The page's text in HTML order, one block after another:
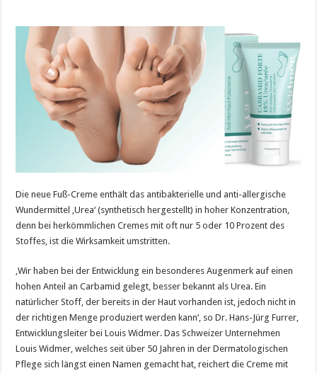
Die neue Fuß-Creme enthält das antibakterielle und anti-allergische
Wundermittel ‚Urea‘ (synthetisch hergestellt) in hoher Konzentration,
denn bei herkömmlichen Cremes mit oft nur 5 oder 10 Prozent des
Stoffes, ist die Wirksamkeit umstritten.
‚Wir haben bei der Entwicklung ein besonderes Augenmerk auf einen
hohen Anteil an Carbamid gelegt, besser bekannt als Urea. Ein
natürlicher Stoff, der bereits in der Haut vorhanden ist, jedoch nicht in
der richtigen Menge produziert werden kann‘, so Dr. Hans-Jürg Furrer,
Entwicklungsleiter bei Louis Widmer. Das Schweizer Unternehmen
Louis Widmer, welches seit über 50 Jahren in der Dermatologischen
Pflege sich längst einen Namen gemacht hat, reichert die Creme mit